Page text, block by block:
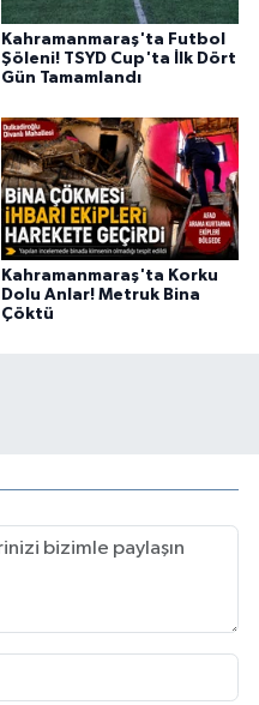
Kahramanmaraş'ta Futbol
Şöleni! TSYD Cup'ta İlk Dört
Gün Tamamlandı
Kahramanmaraş'ta Korku
Dolu Anlar! Metruk Bina
Çöktü